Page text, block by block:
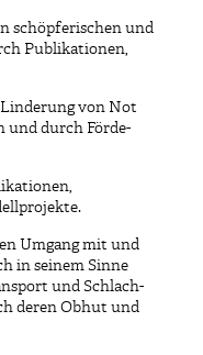
schöpferischen und
Publikationen,
Linderung von Not
und durch Förde-
Umgang mit und
in seinem Sinne
und Schlach-
deren Obhut und